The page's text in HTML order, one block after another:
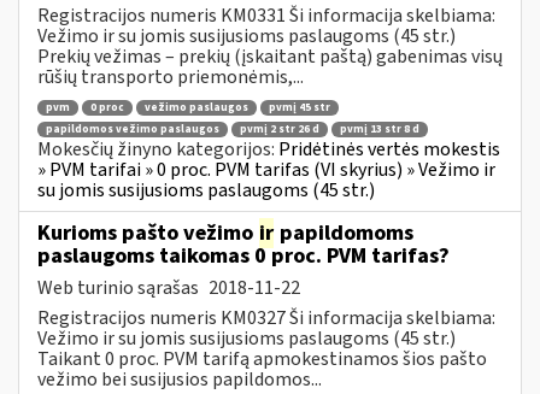
Registracijos numeris KM0331 Ši informacija skelbiama:
Vežimo ir su jomis susijusioms paslaugoms (45 str.)
Prekių vežimas – prekių (įskaitant paštą) gabenimas visų
rūšių transporto priemonėmis,...
pvm 0 proc vežimo paslaugos
pvmį 45 str
papildomos vežimo paslaugos
pvmį 2 str 26 d pvmį 13 str 8 d
Mokesčių žinyno kategorijos: Pridėtinės vertės mokestis
» PVM tarifai » 0 proc. PVM tarifas (VI skyrius) » Vežimo ir
su jomis susijusioms paslaugoms (45 str.)
Kurioms pašto vežimo ir papildomoms
paslaugoms taikomas 0 proc. PVM tarifas?
Web turinio sąrašas 2018-11-22
Registracijos numeris KM0327 Ši informacija skelbiama:
Vežimo ir su jomis susijusioms paslaugoms (45 str.)
Taikant 0 proc. PVM tarifą apmokestinamos šios pašto
vežimo bei susijusios papildomos...